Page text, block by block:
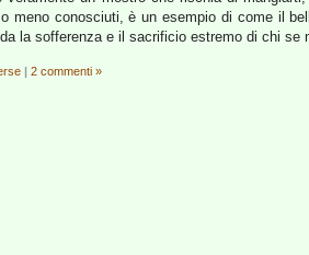
meno conosciuti, è un esempio di come il
la sofferenza e il sacrificio estremo di chi se
| 2 commenti »